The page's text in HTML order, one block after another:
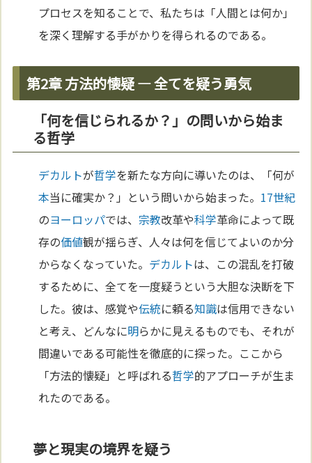
プロセスを知ることで、私たちは「人間とは何か」
を深く理解する手がかりを得られるのである。
第2章 方法的懐疑 ― 全てを疑う勇気
「何を信じられるか？」の問いから始ま
る哲学
デカルトが哲学を新たな方向に導いたのは、「何が
本当に確実か？」という問いから始まった。 17世紀
のヨーロッパでは、 宗教改革や科学革命によって既
存の価値観が揺らぎ、人々は何を信じてよいのか分
からなくなっていた。 デカルトは、この混乱を打破
するために、全てを一度疑うという大胆な決断を下
した。彼は、感覚や伝統に頼る知識は信用できない
と考え、どんなに明らかに見えるものでも、それが
間違いである可能性を徹底的に探った。ここから
「方法的懐疑」と呼ばれる哲学的アプローチが生ま
れたのである。
夢と現実の境界を疑う